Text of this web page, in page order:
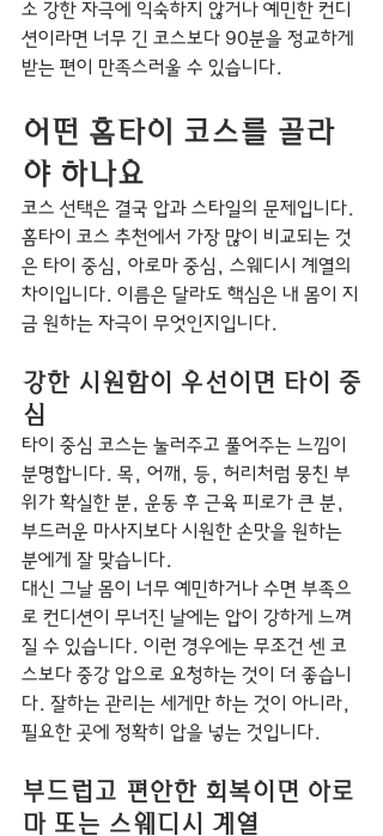
소 강한 자극에 익숙하지 않거나 예민한 컨디
션이라면 너무 긴 코스보다 90분을 정교하게
받는 편이 만족스러울 수 있습니다.
어떤 홈타이 코스를 골라
야 하나요
코스 선택은 결국 압과 스타일의 문제입니다.
홈타이 코스 추천에서 가장 많이 비교되는 것
은 타이 중심, 아로마 중심, 스웨디시 계열의
차이입니다. 이름은 달라도 핵심은 내 몸이 지
금 원하는 자극이 무엇인지입니다.
강한 시원함이 우선이면 타이 중
심
타이 중심 코스는 눌러주고 풀어주는 느낌이
분명합니다. 목, 어깨, 등, 허리처럼 뭉친 부
위가 확실한 분, 운동 후 근육 피로가 큰 분,
부드러운 마사지보다 시원한 손맛을 원하는
분에게 잘 맞습니다.
대신 그날 몸이 너무 예민하거나 수면 부족으
로 컨디션이 무너진 날에는 압이 강하게 느껴
질 수 있습니다. 이런 경우에는 무조건 센 코
스보다 중강 압으로 요청하는 것이 더 좋습니
다. 잘하는 관리는 세게만 하는 것이 아니라,
필요한 곳에 정확히 압을 넣는 것입니다.
부드럽고 편안한 회복이면 아로
마 또는 스웨디시 계열